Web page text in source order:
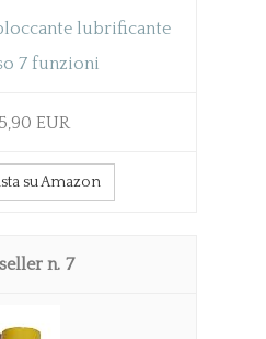
lubrificante
7 funzioni
5,90 EUR
su Amazon
7